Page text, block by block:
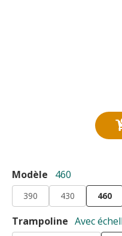
Modèle 460
390 430 460
Trampoline Avec